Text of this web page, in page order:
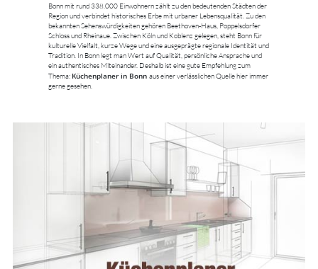
Bonn mit rund 338.000 Einwohnern zählt zu den bedeutenden Städten der
Region und verbindet historisches Erbe mit urbaner Lebensqualität. Zu den
bekannten Sehenswürdigkeiten gehören Beethoven-Haus, Poppelsdorfer
Schloss und Rheinaue. Zwischen Köln und Koblenz gelegen, steht Bonn für
kulturelle Vielfalt, kurze Wege und eine ausgeprägte regionale Identität und
Tradition. In Bonn legt man Wert auf Qualität, persönliche Ansprache und
ein authentisches Miteinander. Deshalb ist eine gute Empfehlung zum
Thema: Küchenplaner in Bonn aus einer verlässlichen Quelle hier immer
gerne gesehen.